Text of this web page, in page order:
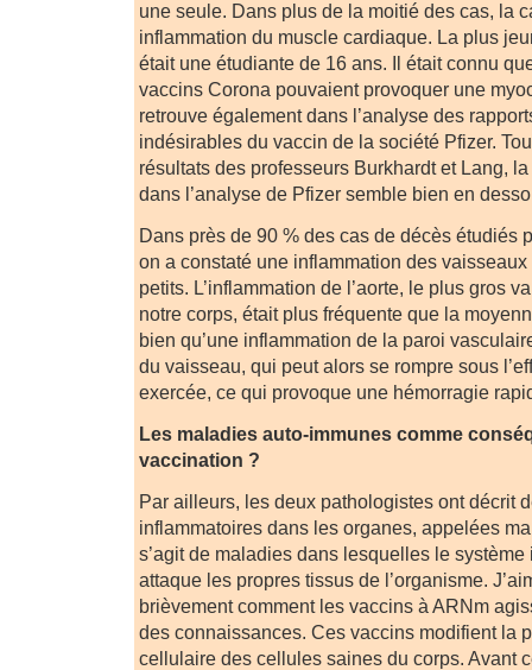
une seule. Dans plus de la moitié des cas, la
inflammation du muscle cardiaque. La plus
était une étudiante de 16 ans. Il était connu
vaccins Corona pouvaient provoquer une
retrouve également dans l’analyse des
indésirables du vaccin de la société Pfizer.
résultats des professeurs Burkhardt et Lang,
dans l’analyse de Pfizer semble bien en
Dans près de 90 % des cas de décès étudiés
on a constaté une inflammation des
petits. L’inflammation de l’aorte, le plus gros
notre corps, était plus fréquente que la
bien qu’une inflammation de la paroi
du vaisseau, qui peut alors se rompre sous
exercée, ce qui provoque une hémorragie
Les maladies auto-immunes comme
vaccination ?
Par ailleurs, les deux pathologistes ont décrit
inflammatoires dans les organes, appelées
s’agit de maladies dans lesquelles le
attaque les propres tissus de l’organisme.
brièvement comment les vaccins à ARNm
des connaissances. Ces vaccins modifient la
cellulaire des cellules saines du corps. Avant